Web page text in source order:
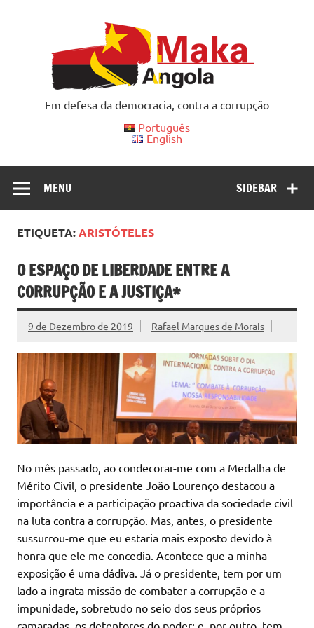
Em defesa da democracia, contra a corrupção
Português
English
SIDEBAR
MENU
ETIQUETA:ARISTÓTELES
O ESPAÇO DE LIBERDADE ENTRE A
CORRUPÇÃO E A JUSTIÇA*
9 de Dezembro de 2019 Rafael Marques de Morais
No mês passado, ao condecorar-me com a Medalha de
Mérito Civil, o presidente João Lourenço destacou a
importância e a participação proactiva da sociedade civil
na luta contra a corrupção. Mas, antes, o presidente
sussurrou-me que eu estaria mais exposto devido à
honra que ele me concedia. Acontece que a minha
exposição é uma dádiva. Já o presidente, tem por um
lado a ingrata missão de combater a corrupção e a
impunidade, sobretudo no seio dos seus próprios
camaradas, os detentores do poder; e, por outro, tem